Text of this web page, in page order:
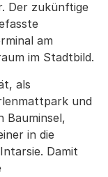
Der zukünftige
am
im Stadtbild.
als
und
Bauminsel,
in die
Damit